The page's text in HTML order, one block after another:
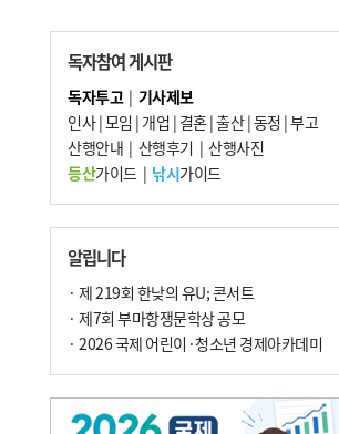
군사기밀 유출자 색출 지시
7
[속보] ‘심판 성접대’ 논란 축구협회 공식 사
과…“현재는 부적절 행위 없어”
8
"올해 코스피 사이드카 43회 중 25회는 삼
전닉스 ETF 이후 발생"
사망
독자참여 게시판
독자투고| 기사제보
인사|모임 | 개업 | 결혼|출산|동정 |부고
산행안내 | 산행후기 | 산행사진
등산가이드| 낚시가이드
알립니다
· 제 219회 한낮의 유U; 콘서트
· 제7회 부마항쟁문학상 공모
· 2026 국제 어린이·청소년 경제아카데미